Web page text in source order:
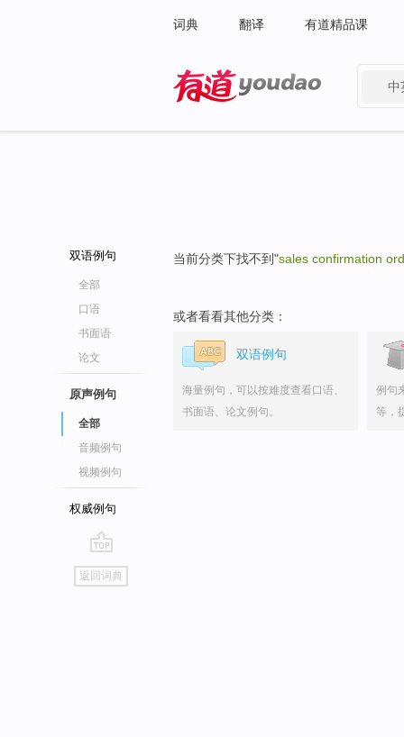
词典 翻译 有道精品课
中
双语例句
全部
口语
书面语
论文
原声例句
全部
音频例句
视频例句
权威例句
go
top
返回词典
当前分类下找不到"sales confirmation
或者看看其他分类：
双语例句
海量例句，可以按难度查看口语、
书面语、论文例句。
例句
等，